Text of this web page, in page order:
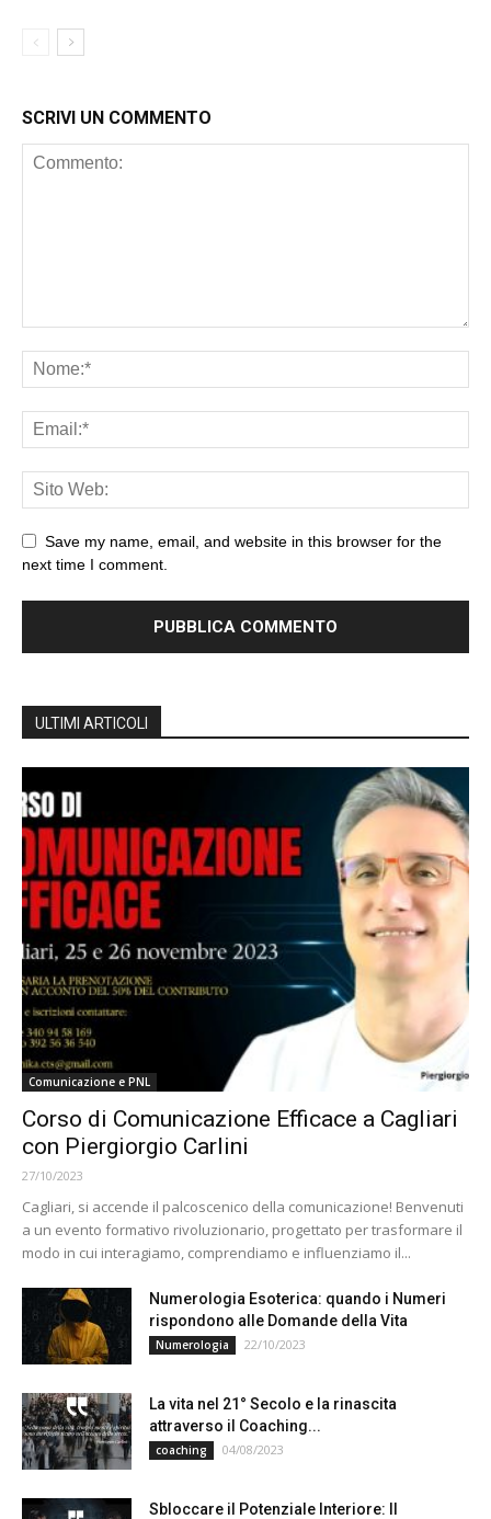
SCRIVI UN COMMENTO
Save my name, email, and website in this browser for the
next time I comment.
ULTIMI ARTICOLI
Comunicazione e PNL
Corso di Comunicazione Efficace a Cagliari
con Piergiorgio Carlini
27/10/2023
Cagliari, si accende il palcoscenico della comunicazione! Benvenuti
a un evento formativo rivoluzionario, progettato per trasformare il
modo in cui interagiamo, comprendiamo e influenziamo il...
Numerologia Esoterica: quando i Numeri
rispondono alle Domande della Vita
Numerologia 22/10/2023
La vita nel 21° Secolo e la rinascita
attraverso il Coaching...
coaching 04/08/2023
Sbloccare il Potenziale Interiore: Il